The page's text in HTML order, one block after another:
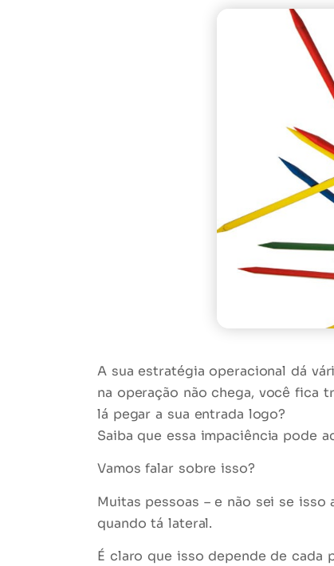
A sua estratégia operacional dá
na operação não chega, você fica
lá pegar a sua entrada logo?
Saiba que essa impaciência pode
Vamos falar sobre isso?
Muitas pessoas – e não sei se
quando tá lateral.
É claro que isso depende de cada